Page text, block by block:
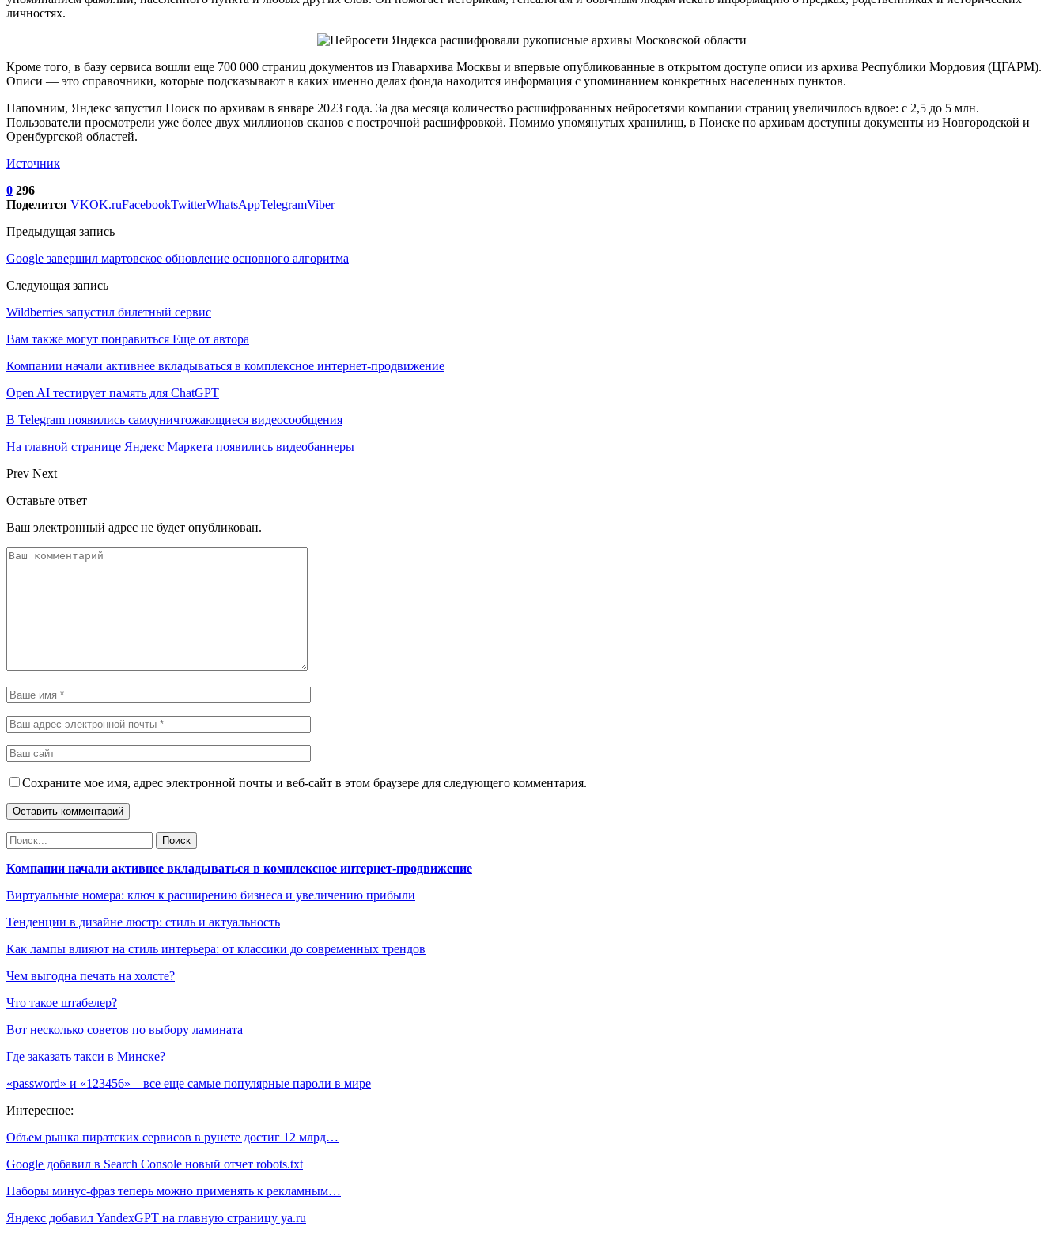
личностях.
Кроме того, в базу сервиса вошли еще 700 000 страниц документов из Главархива Москвы и впервые опубликованные в открытом доступе описи из архива Республики Мордовия (ЦГАРМ).
Описи — это справочники, которые подсказывают в каких именно делах фонда находится информация с упоминанием конкретных населенных пунктов.
Напомним, Яндекс запустил Поиск по архивам в январе 2023 года. За два месяца количество расшифрованных нейросетями компании страниц увеличилось вдвое: с 2,5 до 5 млн.
Пользователи просмотрели уже более двух миллионов сканов с построчной расшифровкой. Помимо упомянутых хранилищ, в Поиске по архивам доступны документы из Новгородской и
Оренбургской областей.
Источник
0 296
Поделится VKOK.ruFacebookTwitterWhatsAppTelegramViber
Предыдущая запись
Google завершил мартовское обновление основного алгоритма
Следующая запись
Wildberries запустил билетный сервис
Вам также могут понравиться Еще от автора
Компании начали активнее вкладываться в комплексное интернет-продвижение
Open AI тестирует память для ChatGPT
В Telegram появились самоуничтожающиеся видеосообщения
На главной странице Яндекс Маркета появились видеобаннеры
Prev Next
Оставьте ответ
Ваш электронный адрес не будет опубликован.
Сохраните мое имя, адрес электронной почты и веб-сайт в этом браузере для следующего комментария.
Компании начали активнее вкладываться в комплексное интернет-продвижение
Виртуальные номера: ключ к расширению бизнеса и увеличению прибыли
Тенденции в дизайне люстр: стиль и актуальность
Как лампы влияют на стиль интерьера: от классики до современных трендов
Чем выгодна печать на холсте?
Что такое штабелер?
Вот несколько советов по выбору ламината
Где заказать такси в Минске?
«password» и «123456» – все еще самые популярные пароли в мире
Интересное:
Объем рынка пиратских сервисов в рунете достиг 12 млрд…
Google добавил в Search Console новый отчет robots.txt
Наборы минус-фраз теперь можно применять к рекламным…
Яндекс добавил YandexGPT на главную страницу ya.ru